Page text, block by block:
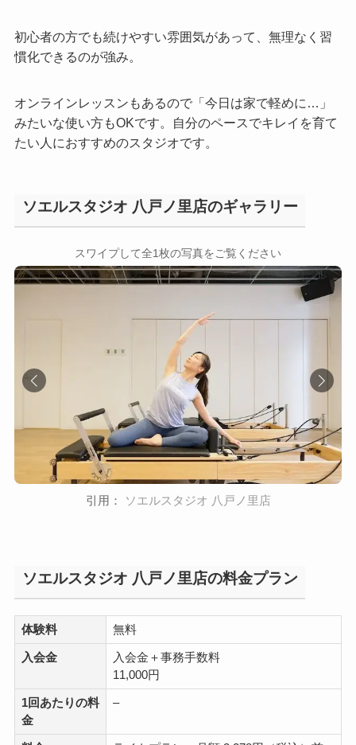
初心者の方でも続けやすい雰囲気があって、無理なく習
慣化できるのが強み。
オンラインレッスンもあるので「今日は家で軽めに…」
みたいな使い方もOKです。自分のペースでキレイを育て
たい人におすすめのスタジオです。
ソエルスタジオ 八戸ノ里店のギャラリー
スワイプして全1枚の写真をご覧ください
引用： ソエルスタジオ 八戸ノ里店
ソエルスタジオ 八戸ノ里店の料金プラン
体験料 無料
入会金
入会金＋事務手数料
11,000円
1回あたりの料
金
–